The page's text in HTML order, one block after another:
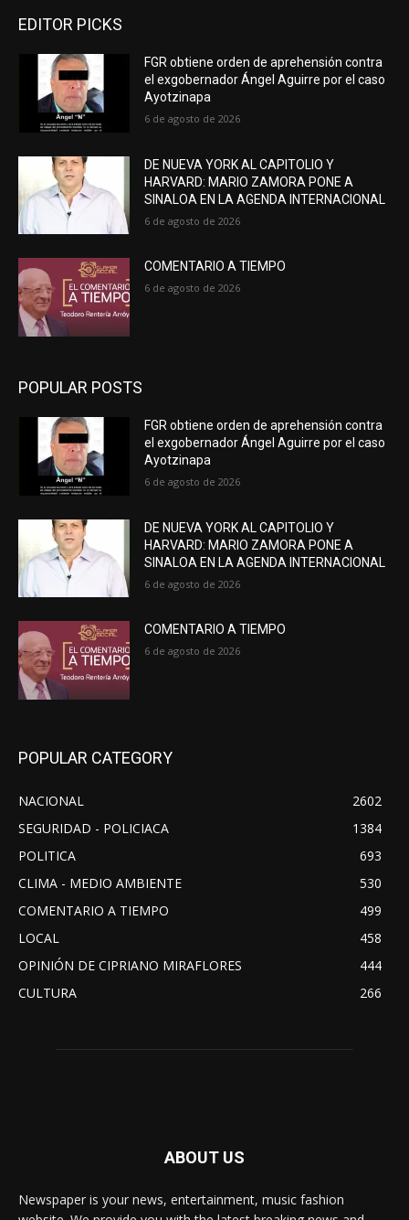
EDITOR PICKS
FGR obtiene orden de aprehensión contra
el exgobernador Ángel Aguirre por el caso
Ayotzinapa
6 de agosto de 2026
DE NUEVA YORK AL CAPITOLIO Y
HARVARD: MARIO ZAMORA PONE A
SINALOA EN LA AGENDA INTERNACIONAL
6 de agosto de 2026
COMENTARIO A TIEMPO
6 de agosto de 2026
POPULAR POSTS
FGR obtiene orden de aprehensión contra
el exgobernador Ángel Aguirre por el caso
Ayotzinapa
6 de agosto de 2026
DE NUEVA YORK AL CAPITOLIO Y
HARVARD: MARIO ZAMORA PONE A
SINALOA EN LA AGENDA INTERNACIONAL
6 de agosto de 2026
COMENTARIO A TIEMPO
6 de agosto de 2026
POPULAR CATEGORY
NACIONAL
2602
SEGURIDAD - POLICIACA
1384
POLITICA
693
CLIMA - MEDIO AMBIENTE
530
COMENTARIO A TIEMPO
499
LOCAL
458
OPINIÓN DE CIPRIANO MIRAFLORES
444
CULTURA
266
ABOUT US
Newspaper is your news, entertainment, music fashion